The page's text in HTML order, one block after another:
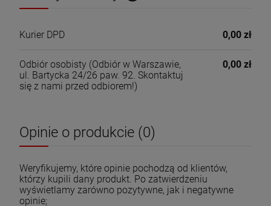
Cena nie zawiera ewentualnych kosztów płatności
Kurier DPD 0,00 zł
Odbiór osobisty (Odbiór w Warszawie,
ul. Bartycka 24/26 paw. 92. Skontaktuj
się z nami przed odbiorem!)
0,00 zł
Opinie o produkcie (0)
Weryfikujemy, które opinie pochodzą od klientów,
którzy kupili dany produkt. Po zatwierdzeniu
wyświetlamy zarówno pozytywne, jak i negatywne
opinie;